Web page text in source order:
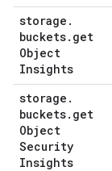
storage .
buckets. get
Object
Insights
storage .
buckets. get
Object
Security
Insights